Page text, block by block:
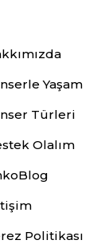
Yaşam
Türleri
Olalım
Politikası